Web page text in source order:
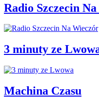
Radio Szczecin
3 minuty ze
Machina Czasu